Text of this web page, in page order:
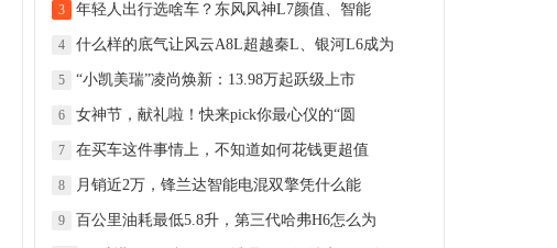
3 年轻人出行选啥车？东风风神L7颜值、智能
4 什么样的底气让风云A8L超越秦L、银河L6成为
5 “小凯美瑞”凌尚焕新：13.98万起跃级上市
6 女神节，献礼啦！快来pick你最心仪的“圆
7 在买车这件事情上，不知道如何花钱更超值
8 月销近2万，锋兰达智能电混双擎凭什么能
9 百公里油耗最低5.8升，第三代哈弗H6怎么为